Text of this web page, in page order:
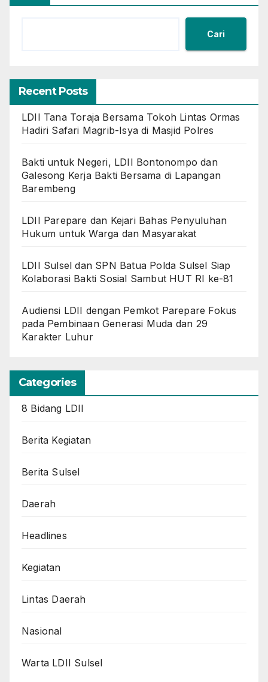
Cari
Recent Posts
LDII Tana Toraja Bersama Tokoh Lintas Ormas
Hadiri Safari Magrib-Isya di Masjid Polres
Bakti untuk Negeri, LDII Bontonompo dan
Galesong Kerja Bakti Bersama di Lapangan
Barembeng
LDII Parepare dan Kejari Bahas Penyuluhan
Hukum untuk Warga dan Masyarakat
LDII Sulsel dan SPN Batua Polda Sulsel Siap
Kolaborasi Bakti Sosial Sambut HUT RI ke-81
Audiensi LDII dengan Pemkot Parepare Fokus
pada Pembinaan Generasi Muda dan 29
Karakter Luhur
Categories
8 Bidang LDII
Berita Kegiatan
Berita Sulsel
Daerah
Headlines
Kegiatan
Lintas Daerah
Nasional
Warta LDII Sulsel